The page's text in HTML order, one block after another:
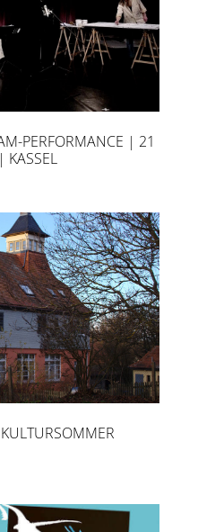
PERFORMANCE | 21